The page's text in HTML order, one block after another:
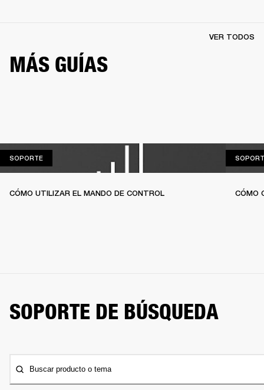
MÁS GUÍAS
VER TODOS
SOPORTESOPORTE
CÓMO UTILIZAR EL MANDO DE CONTROL CÓMO
SOPORTE DE BÚSQUEDA
Buscar producto o tema